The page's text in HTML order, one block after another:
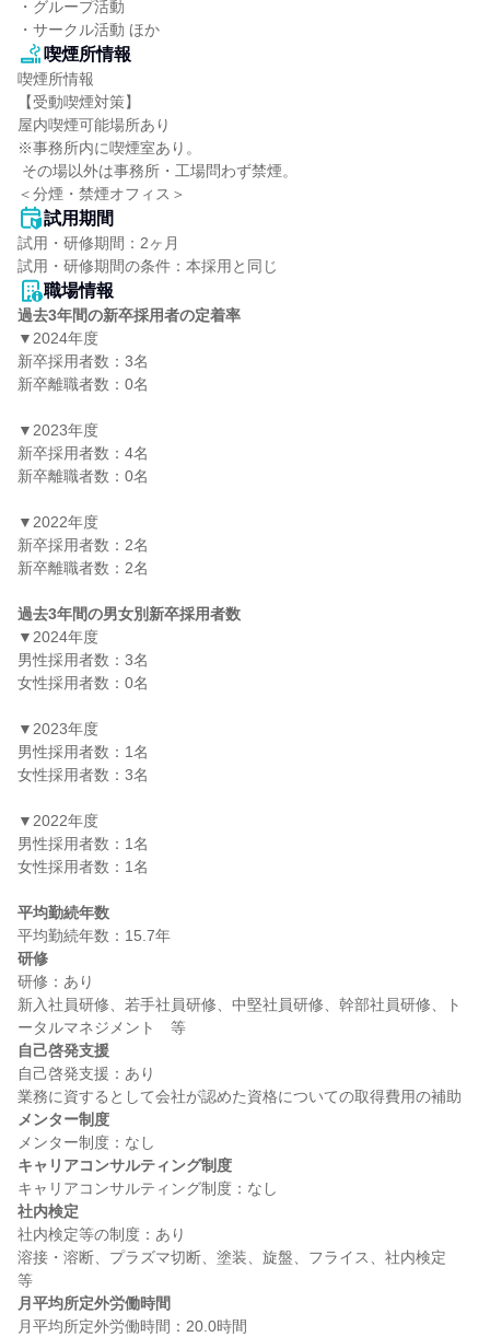
・グループ活動
・サークル活動 ほか
喫煙所情報
喫煙所情報
【受動喫煙対策】
屋内喫煙可能場所あり
※事務所内に喫煙室あり。
＜分煙・禁煙オフィス＞
試用期間
試用・研修期間：2ヶ月
職場情報
過去3年間の新卒採用者の定着率
▼2024年度
新卒採用者数：3名
新卒離職者数：0名
▼2023年度
新卒採用者数：4名
新卒離職者数：0名
▼2022年度
新卒採用者数：2名
新卒離職者数：2名
過去3年間の男女別新卒採用者数
▼2024年度
男性採用者数：3名
女性採用者数：0名
▼2023年度
男性採用者数：1名
女性採用者数：3名
▼2022年度
男性採用者数：1名
女性採用者数：1名
平均勤続年数
研修
研修：あり
新入社員研修、若手社員研修、中堅社員研修、幹部社員研修、ト
自己啓発支援
自己啓発支援：あり
メンター制度
キャリアコンサルティング制度
社内検定
社内検定等の制度：あり
溶接・溶断、プラズマ切断、塗装、旋盤、フライス、社内検定
月平均所定外労働時間